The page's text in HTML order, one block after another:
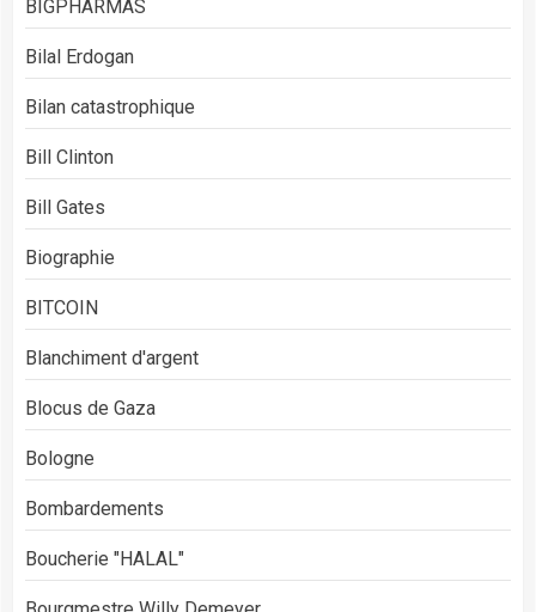
BIGPHARMAS
Bilal Erdogan
Bilan catastrophique
Bill Clinton
Bill Gates
Biographie
BITCOIN
Blanchiment d'argent
Blocus de Gaza
Bologne
Bombardements
Boucherie "HALAL"